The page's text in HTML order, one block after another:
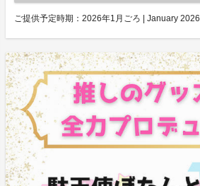
ご提供予定時期： 2026年1月ごろ | January 2026